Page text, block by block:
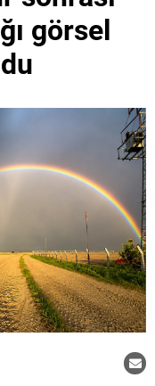
görsel